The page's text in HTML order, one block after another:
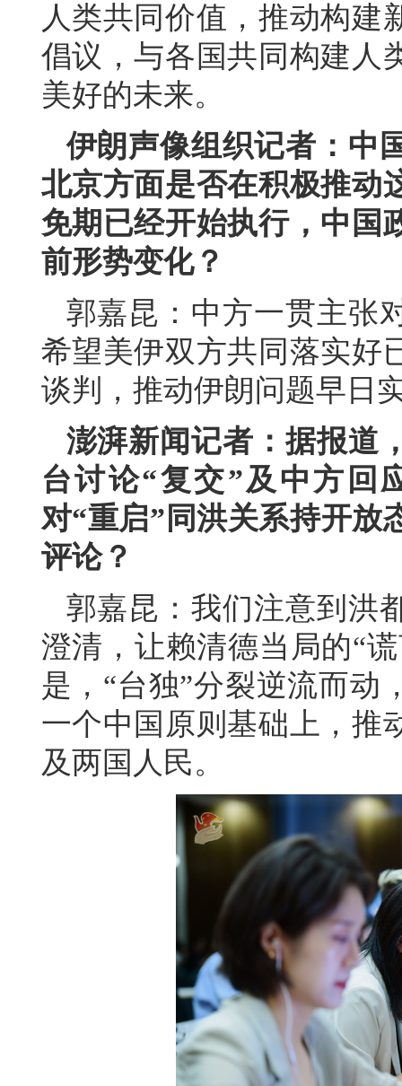
人类共同价值，推动构建
倡议，与各国共同构建人
美好的未来。
伊朗声像组织记者：中
北京方面是否在积极推动
免期已经开始执行，中国
前形势变化？
郭嘉昆：中方一贯主张
希望美伊双方共同落实好
谈判，推动伊朗问题早日
澎湃新闻记者：据报道
台讨论“复交”及中方回
对“重启”同洪关系持开放
评论？
郭嘉昆：我们注意到洪
澄清，让赖清德当局的“
是，“台独”分裂逆流而动
一个中国原则基础上，推
及两国人民。